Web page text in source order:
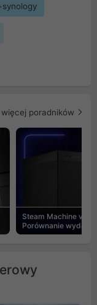
poradników
Steam Machine vs
Porównanie